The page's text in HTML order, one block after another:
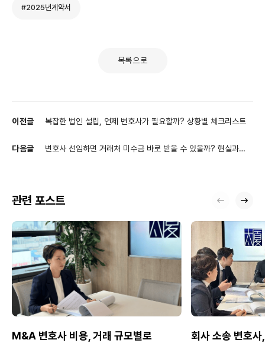
#2025년계약서
목록으로
이전글 복잡한 법인 설립, 언제 변호사가 필요할까? 상황별 체크리스트
다음글
변호사 선임하면 거래처 미수금 바로 받을 수 있을까? 현실과
관련 포스트
M&A 변호사 비용, 거래 규모별로
회사 소송 변호